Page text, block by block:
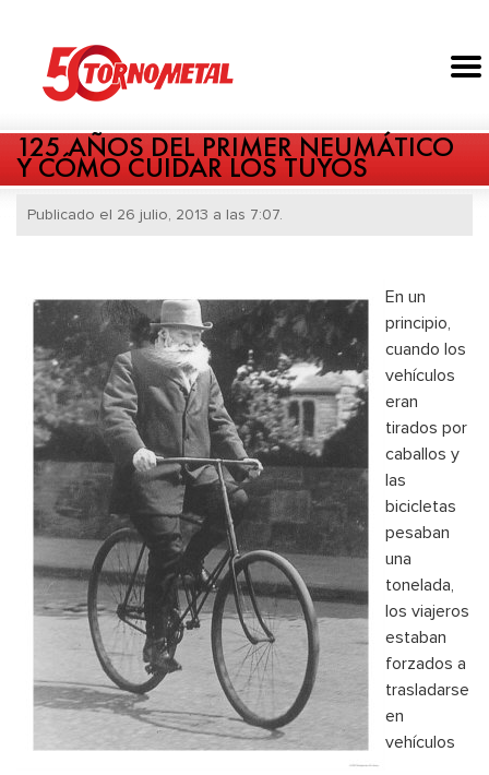
125 AÑOS DEL PRIMER NEUMÁTICO
Y CÓMO CUIDAR LOS TUYOS
Publicado el 26 julio, 2013 a las 7:07.
En un
principio,
cuando los
vehículos
eran
tirados por
caballos y
las
bicicletas
pesaban
una
tonelada,
los viajeros
estaban
forzados a
trasladarse
en
vehículos